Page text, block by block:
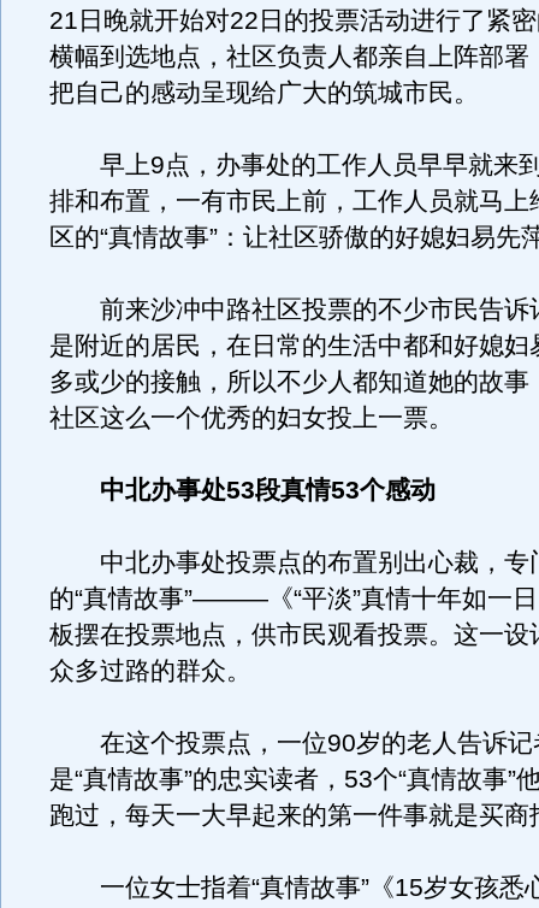
21日晚就开始对22日的投票活动进行了紧
横幅到选地点，社区负责人都亲自上阵部署
把自己的感动呈现给广大的筑城市民。
早上9点，办事处的工作人员早早就来
排和布置，一有市民上前，工作人员就马上
区的“真情故事”：让社区骄傲的好媳妇易先
前来沙冲中路社区投票的不少市民告诉
是附近的居民，在日常的生活中都和好媳妇
多或少的接触，所以不少人都知道她的故事
社区这么一个优秀的妇女投上一票。
中北办事处53段真情53个感动
中北办事处投票点的布置别出心裁，专
的“真情故事”———《“平淡”真情十年如一
板摆在投票地点，供市民观看投票。这一设
众多过路的群众。
在这个投票点，一位90岁的老人告诉记
是“真情故事”的忠实读者，53个“真情故事”
跑过，每天一大早起来的第一件事就是买商
一位女士指着“真情故事”《15岁女孩悉